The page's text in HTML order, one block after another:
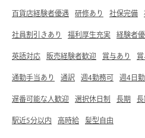
百貨店経験者優遇 研修あり 社保完備
社員割引きあり 福利厚生充実 経験者
英語対応 販売経験者歓迎 賞与あり
通勤手当あり 通訳 週4勤務可 週4日勤
遅番可能な人歓迎 選択休日制 長期 長
駅近5分以内 高時給 髪型自由